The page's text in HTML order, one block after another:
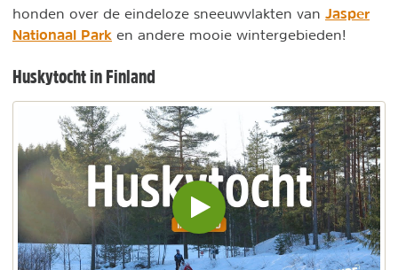
honden over de eindeloze sneeuwvlakten van Jasper
Nationaal Park en andere mooie wintergebieden!
Huskytocht in Finland
Video
inladen
en
afspelen